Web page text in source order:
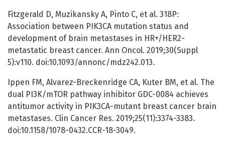
Fitzgerald D, Muzikansky A, Pinto C, et al. 318P:
Association between PIK3CA mutation status and
development of brain metastases in HR+/HER2-
metastatic breast cancer. Ann Oncol. 2019;30(Suppl
5):v110. doi:10.1093/annonc/mdz242.013.
Ippen FM, Alvarez-Breckenridge CA, Kuter BM, et al. The
dual PI3K/mTOR pathway inhibitor GDC-0084 achieves
antitumor activity in PIK3CA-mutant breast cancer brain
metastases. Clin Cancer Res. 2019;25(11):3374-3383.
doi:10.1158/1078-0432.CCR-18-3049.